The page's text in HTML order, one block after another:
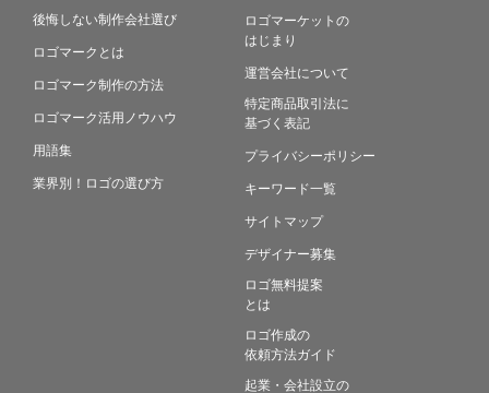
後悔しない制作会社選び
ロゴマークとは
ロゴマーク制作の方法
ロゴマーク活用ノウハウ
用語集
業界別！ロゴの選び方
ロゴマーケットの
はじまり
運営会社について
特定商品取引法に
基づく表記
プライバシーポリシー
キーワード一覧
サイトマップ
デザイナー募集
ロゴ無料提案
とは
ロゴ作成の
依頼方法ガイド
起業・会社設立の